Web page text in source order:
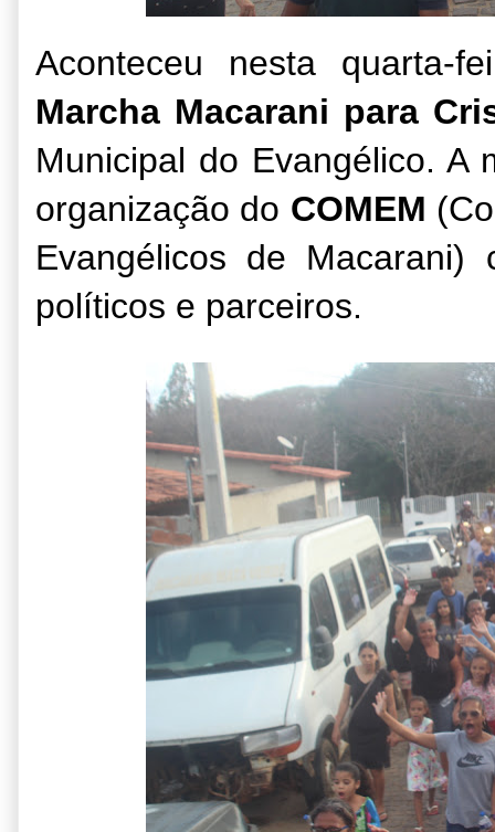
Aconteceu nesta quarta-
Marcha Macarani para
Municipal do Evangélico. A
organização do COMEM
Evangélicos de Macarani)
políticos e parceiros.